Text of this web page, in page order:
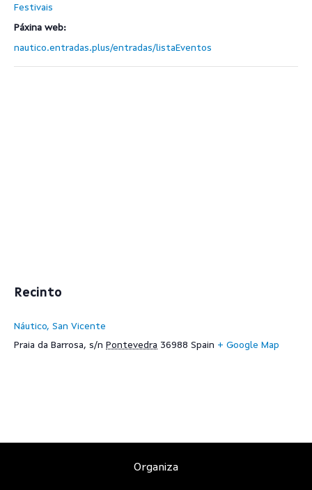
Festivais
Páxina web:
nautico.entradas.plus/entradas/listaEventos
Recinto
Náutico, San Vicente
Praia da Barrosa, s/n Pontevedra 36988 Spain + Google Map
Organiza